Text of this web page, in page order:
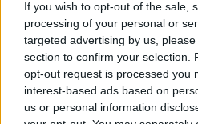
If you wish to opt-out of the sale,
processing of your personal or
targeted advertising by us,
section to confirm your selection.
opt-out request is processed you
interest-based ads based on
us or personal information
Zodiile care au o